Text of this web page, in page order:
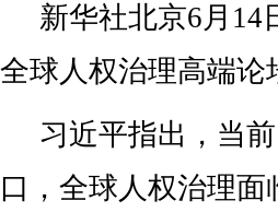
新华社北京6月
全球人权治理高端论
习近平指出，当
口，全球人权治理